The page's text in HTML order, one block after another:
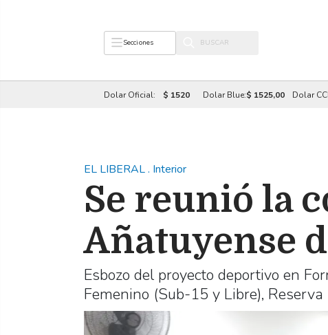
Secciones
Dolar Oficial: $ 1520 Dolar Blue:$ 1525,00 Dolar
EL LIBERAL. Interior
Se reunió la
Añatuyense
Esbozo del proyecto deportivo en
Femenino (Sub-15 y Libre),